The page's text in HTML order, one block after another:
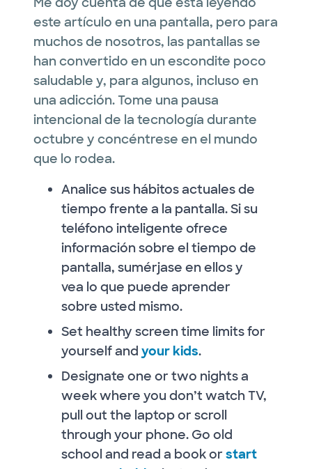
este artículo en una pantalla, pero para
muchos de nosotros, las pantallas se
han convertido en un escondite poco
saludable y, para algunos, incluso en
una adicción. Tome una pausa
intencional de la tecnología durante
octubre y concéntrese en el mundo
que lo rodea.
Analice sus hábitos actuales de
tiempo frente a la pantalla. Si su
teléfono inteligente ofrece
información sobre el tiempo de
pantalla, sumérjase en ellos y
vea lo que puede aprender
sobre usted mismo.
Set healthy screen time limits for
yourself and your kids.
Designate one or two nights a
week where you don’t watch TV,
pull out the laptop or scroll
through your phone. Go old
school and read a book orstart